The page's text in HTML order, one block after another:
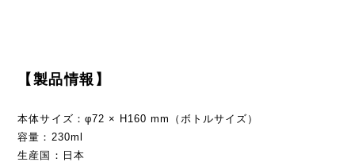
【製品情報】
本体サイズ：φ72 × H160 mm（ボトルサイズ）
容量：230ml
生産国：日本